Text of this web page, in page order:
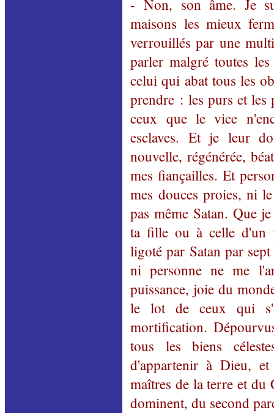
- Non, son âme. Je
maisons les mieux
verrouillés par une
parler malgré toutes
celui qui abat tous les
prendre : les purs et les
ceux que le vice
esclaves. Et je leur
nouvelle, régénérée,
mes fiançailles. Et
mes douces proies, ni
pas même Satan. Que
ta fille ou à celle d'un
ligoté par Satan par
ni personne ne me
puissance, joie du
le lot de ceux qui
mortification.
tous les biens
d'appartenir à Dieu,
maîtres de la terre et
dominent, du second